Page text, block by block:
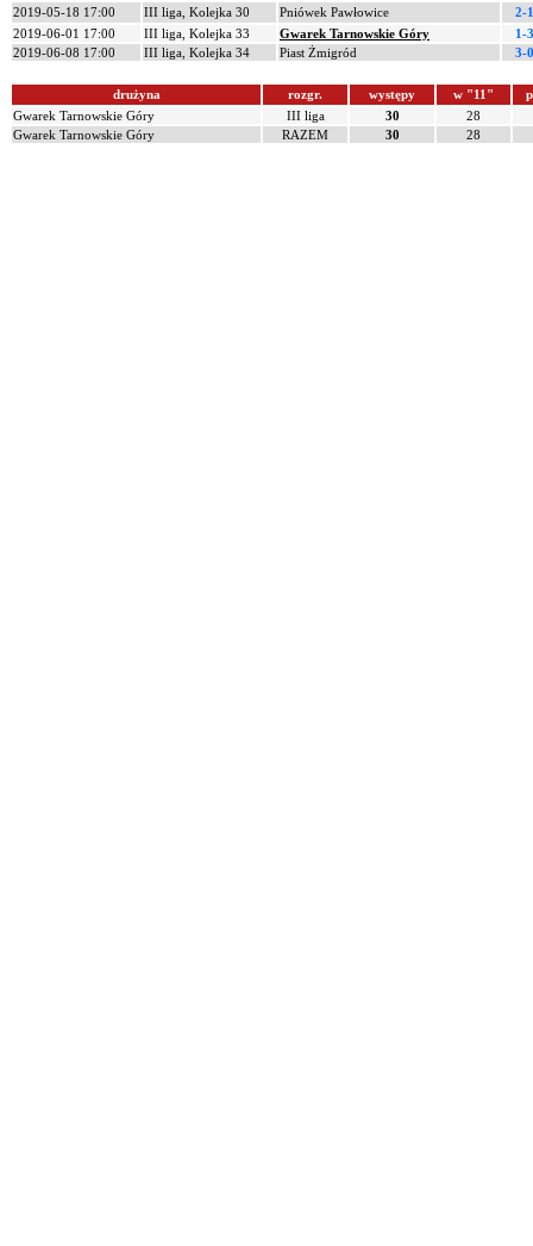
2019-05-18 17:00
III liga, Kolejka 30 Pniówek Pawłowice
2-1
2019-06-01 17:00
III liga, Kolejka 33 Gwarek Tarnowskie Góry
1-3
2019-06-08 17:00
III liga, Kolejka 34 Piast Żmigród 3-0
drużyna rozgr. występy w "11"
Gwarek Tarnowskie Góry
III liga 30
28
Gwarek Tarnowskie Góry
RAZEM 30 28